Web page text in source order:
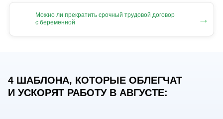
Можно ли прекратить срочный трудовой договор
с беременной
→
4 ШАБЛОНА, КОТОРЫЕ ОБЛЕГЧАТ
И УСКОРЯТ РАБОТУ В АВГУСТЕ: